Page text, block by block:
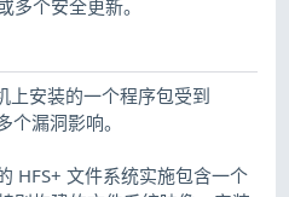
个安全更新。
上安装的一个程序包受到
漏洞影响。
HFS+ 文件系统实施包含一个